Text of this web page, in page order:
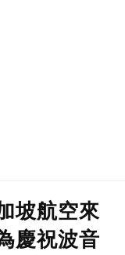
坡航空來
慶祝波音